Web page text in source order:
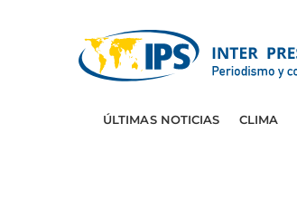
ÚLTIMAS NOTICIAS CLIMA